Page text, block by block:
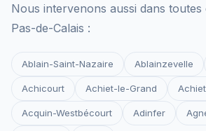
Nous intervenons aussi dans
Pas-de-Calais :
Ablain-Saint-Nazaire Ablainzevelle
Achicourt Achiet-le-Grand
Acquin-Westbécourt Adinfer